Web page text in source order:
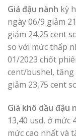
Giá đậu nành kỳ
ngày 06/9 giảm
giảm 24,25 cent
so với mức thấp
01/2023 chốt
cent/bushel, tăng
giảm 23,75 cent
Giá khô dầu đậu
13,40 usd, ở mức
mức cao nhất và